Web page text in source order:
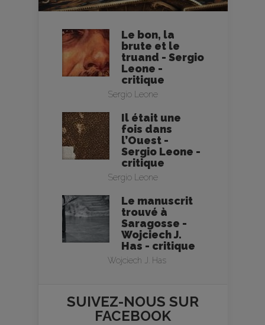
Le bon, la
brute et le
truand - Sergio
Leone -
critique
Sergio Leone
Il était une
fois dans
l’Ouest -
Sergio Leone -
critique
Sergio Leone
Le manuscrit
trouvé à
Saragosse -
Wojciech J.
Has - critique
Wojciech J. Has
SUIVEZ-NOUS SUR
FACEBOOK